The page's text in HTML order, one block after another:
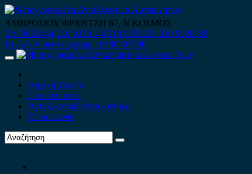
Skip
to
content
ΑΜΒΡΟΣΙΟΥ ΦΡΑΝΤΖΗ 67, Ν.ΚΟΣΜΟΣ
210 9012444 210 9239148 210 9238158 210 9026839
Κινητό-Viber-whatsapp : 6980507900
Primary
Αρχική Σελίδα
Ποιοί είμαστε
Ανταλλακτικά Αυτοκινήτων
Επικοινωνία